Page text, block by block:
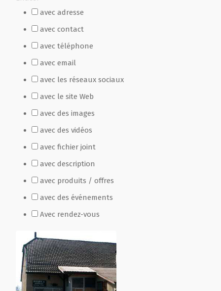
avec adresse
avec contact
avec téléphone
avec email
avec les réseaux sociaux
avec le site Web
avec des images
avec des vidéos
avec fichier joint
avec description
avec produits / offres
avec des événements
Avec rendez-vous
Fête Marché Paysan
Partenaires